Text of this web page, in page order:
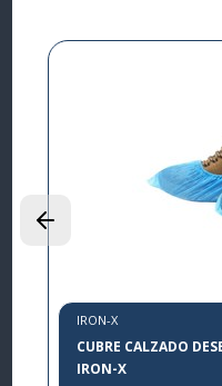
IRON-X
CUBRE CALZADO
IRON-X